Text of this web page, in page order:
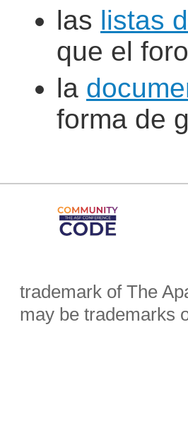
las listas
que el
la
forma de
trademark of The
may be trademarks